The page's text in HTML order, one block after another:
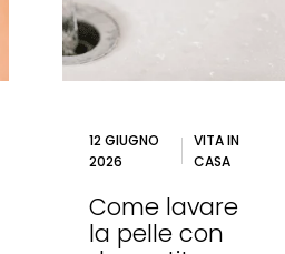
12 GIUGNO
2026
VITA IN
CASA
Come lavare
la pelle con